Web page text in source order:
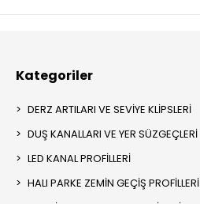
Kategoriler
DERZ ARTILARI VE SEVİYE KLİPSLERİ
DUŞ KANALLARI VE YER SÜZGEÇLERİ
LED KANAL PROFİLLERİ
HALI PARKE ZEMİN GEÇİŞ PROFİLLERİ